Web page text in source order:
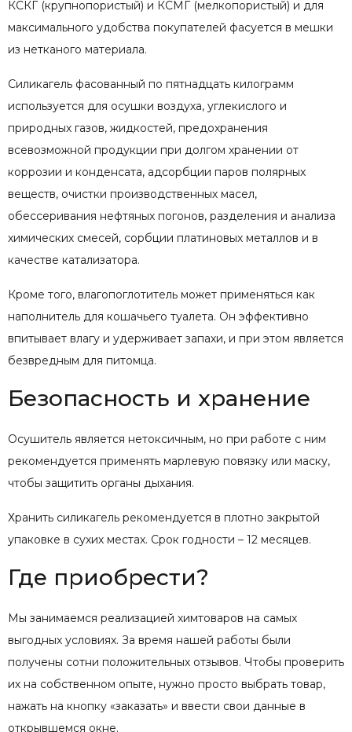
КСКГ (крупнопористый) и КСМГ (мелкопористый) и для
максимального удобства покупателей фасуется в мешки
из нетканого материала.
Силикагель фасованный по пятнадцать килограмм
используется для осушки воздуха, углекислого и
природных газов, жидкостей, предохранения
всевозможной продукции при долгом хранении от
коррозии и конденсата, адсорбции паров полярных
веществ, очистки производственных масел,
обессеривания нефтяных погонов, разделения и анализа
химических смесей, сорбции платиновых металлов и в
качестве катализатора.
Кроме того, влагопоглотитель может применяться как
наполнитель для кошачьего туалета. Он эффективно
впитывает влагу и удерживает запахи, и при этом является
безвредным для питомца.
Безопасность и хранение
Осушитель является нетоксичным, но при работе с ним
рекомендуется применять марлевую повязку или маску,
чтобы защитить органы дыхания.
Хранить силикагель рекомендуется в плотно закрытой
упаковке в сухих местах. Срок годности – 12 месяцев.
Где приобрести?
Мы занимаемся реализацией химтоваров на самых
выгодных условиях. За время нашей работы были
получены сотни положительных отзывов. Чтобы проверить
их на собственном опыте, нужно просто выбрать товар,
нажать на кнопку «заказать» и ввести свои данные в
открывшемся окне.